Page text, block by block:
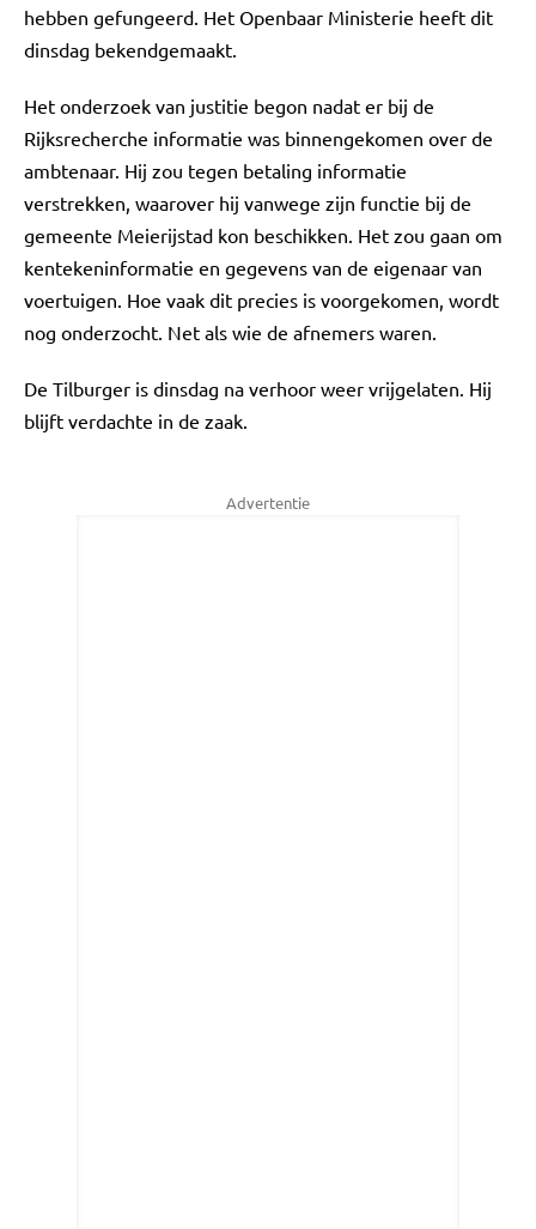
hebben gefungeerd. Het Openbaar Ministerie heeft dit
dinsdag bekendgemaakt.
Het onderzoek van justitie begon nadat er bij de
Rijksrecherche informatie was binnengekomen over de
ambtenaar. Hij zou tegen betaling informatie
verstrekken, waarover hij vanwege zijn functie bij de
gemeente Meierijstad kon beschikken. Het zou gaan om
kentekeninformatie en gegevens van de eigenaar van
voertuigen. Hoe vaak dit precies is voorgekomen, wordt
nog onderzocht. Net als wie de afnemers waren.
De Tilburger is dinsdag na verhoor weer vrijgelaten. Hij
blijft verdachte in de zaak.
Advertentie